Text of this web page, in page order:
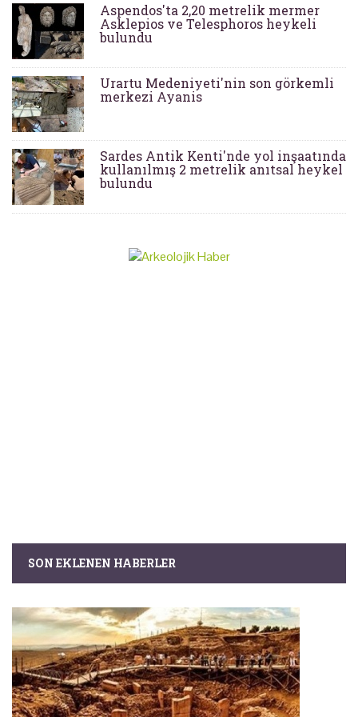
Aspendos'ta 2,20 metrelik mermer
Asklepios ve Telesphoros heykeli
bulundu
Urartu Medeniyeti'nin son görkemli
merkezi Ayanis
Sardes Antik Kenti'nde yol inşaatında
kullanılmış 2 metrelik anıtsal heykel
bulundu
SON EKLENEN HABERLER